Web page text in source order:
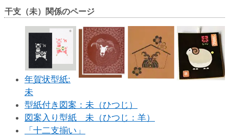
干支（未）関係のページ
年賀状型紙:
未
型紙付き図案：未（ひつじ）
図案入り型紙 未（ひつじ：羊）
「十二支揃い」